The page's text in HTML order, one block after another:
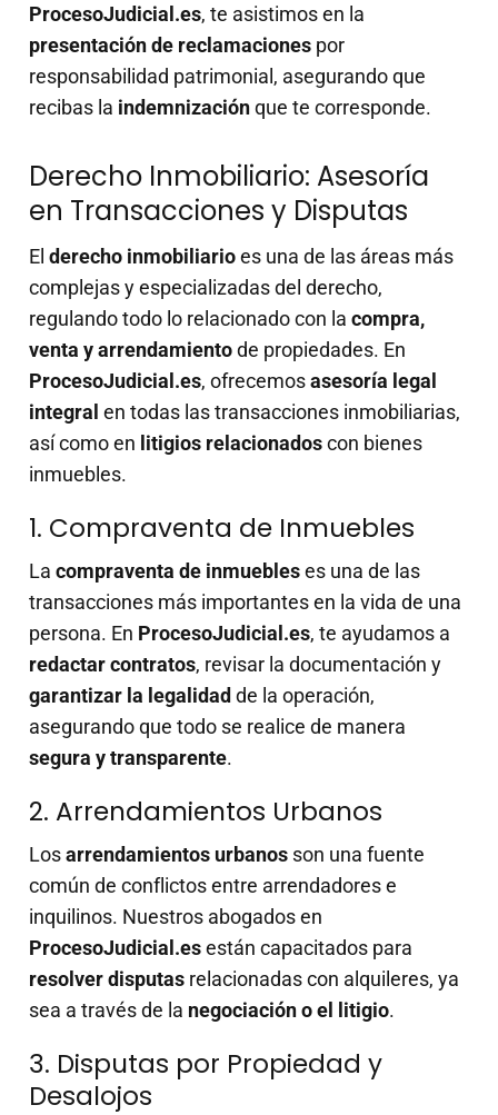
ProcesoJudicial.es, te asistimos en la
presentación de reclamaciones por
responsabilidad patrimonial, asegurando que
recibas la indemnizaciónque te corresponde.
Derecho Inmobiliario: Asesoría
en Transacciones y Disputas
El derecho inmobiliarioes una de las áreas más
complejas y especializadas del derecho,
regulando todo lo relacionado con la compra,
venta y arrendamientode propiedades. En
ProcesoJudicial.es, ofrecemosasesoría legal
integral en todas las transacciones inmobiliarias,
así como en litigios relacionadoscon bienes
inmuebles.
1. Compraventa de Inmuebles
La compraventa de inmuebleses una de las
transacciones más importantes en la vida de una
persona. En ProcesoJudicial.es, te ayudamos a
redactar contratos, revisar la documentación y
garantizar la legalidad de la operación,
asegurando que todo se realice de manera
segura y transparente.
2. Arrendamientos Urbanos
Losarrendamientos urbanos son una fuente
común de conflictos entre arrendadores e
inquilinos. Nuestros abogados en
ProcesoJudicial.esestán capacitados para
resolver disputas relacionadas con alquileres, ya
sea a través de la negociación o el litigio.
3. Disputas por Propiedad y
Desalojos